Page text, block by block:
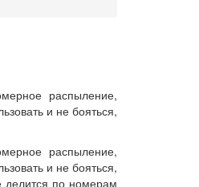
распыление,
и не бояться,
распыление,
и не бояться,
делится по номерам